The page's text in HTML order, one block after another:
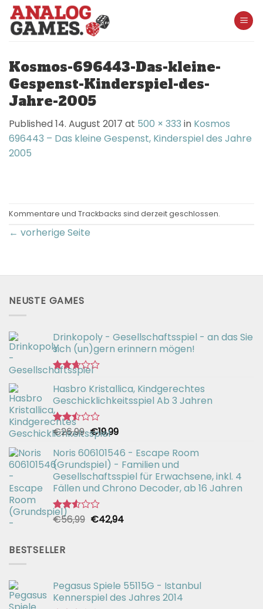
Skip
content
Kosmos-696443-Das-kleine-
Gespenst-Kinderspiel-des-
Jahre-2005
Published14. August 2017 at 500 × 333 in Kosmos
696443 – Das kleine Gespenst, Kinderspiel des Jahre
2005
Kommentare und Trackbacks sind derzeit geschlossen.
← vorherige Seite
NEUSTE GAMES
Drinkopoly - Gesellschaftsspiel - an das Sie
sich (un)gern erinnern mögen!
Bewertet
mit
2.67
von 5
Hasbro Kristallica, Kindgerechtes
Geschicklichkeitsspiel Ab 3 Jahren
Bewertet
mit
2.49
von 5
€26,99 Ursprünglicher
Preis
war:
€26,99
€19,99Aktueller
ist:
€19,99.
Noris 606101546 - Escape Room
(Grundspiel) - Familien und
Gesellschaftsspiel für Erwachsene, inkl. 4
Fällen und Chrono Decoder, ab 16 Jahren
Bewertet
von 5
€56,99 Ursprünglicher
€42,94Aktueller
BESTSELLER
Pegasus Spiele 55115G - Istanbul
Kennerspiel des Jahres 2014